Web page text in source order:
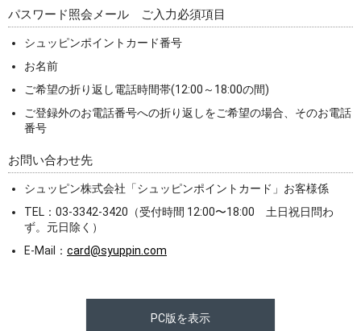
パスワード照会メール ご入力必須項目
シュッピンポイントカード番号
お名前
ご希望の折り返し電話時間帯(12:00～18:00の間)
ご登録外のお電話番号への折り返しをご希望の場合、そのお電話
番号
お問い合わせ先
シュッピン株式会社「シュッピンポイントカード」お客様係
TEL：03-3342-3420（受付時間 12:00〜18:00 土日祝日問わ
ず。元日除く）
E-Mail： card@syuppin.com
PC版を表示